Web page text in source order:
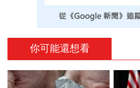
你可能還想看